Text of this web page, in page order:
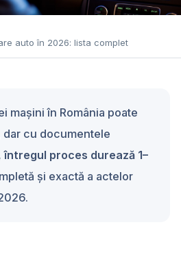
auto în 2026: lista complet
mașini în România poate
dar cu documentele
întregul proces durează 1–
și exactă a actelor